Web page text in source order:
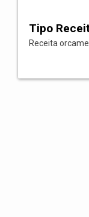
Tipo
Receita